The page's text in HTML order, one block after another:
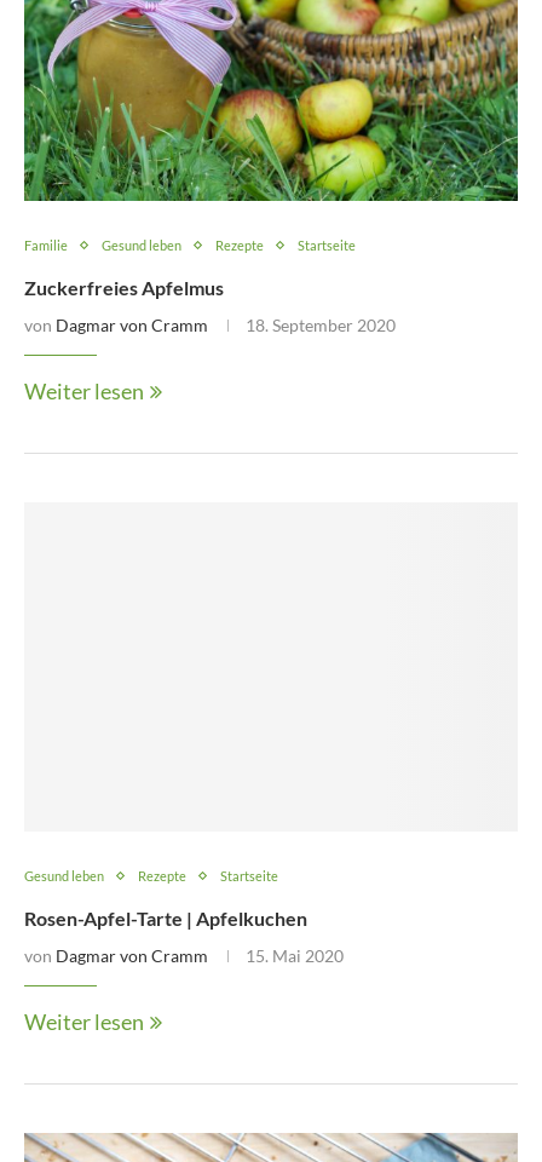
Familie Gesund leben Rezepte Startseite
Zuckerfreies Apfelmus
von Dagmar von Cramm 18. September 2020
Weiter lesen
Gesund leben Rezepte Startseite
Rosen-Apfel-Tarte | Apfelkuchen
von Dagmar von Cramm 15. Mai 2020
Weiter lesen